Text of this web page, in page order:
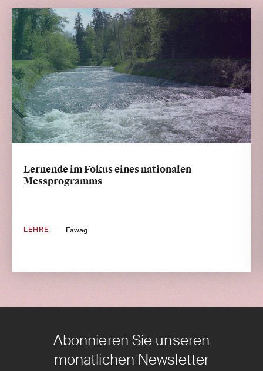
Lernende im Fokus eines nationalen
Messprogramms
LEHRE Eawag
Abonnieren Sie unseren
monatlichen Newsletter